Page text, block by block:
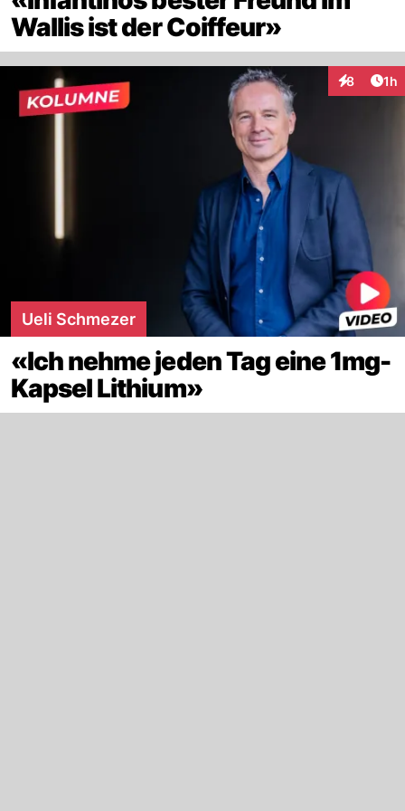
Wallis ist der Coiffeur»
8 1h
Ueli Schmezer
«Ich nehme jeden Tag eine 1mg-
Kapsel Lithium»